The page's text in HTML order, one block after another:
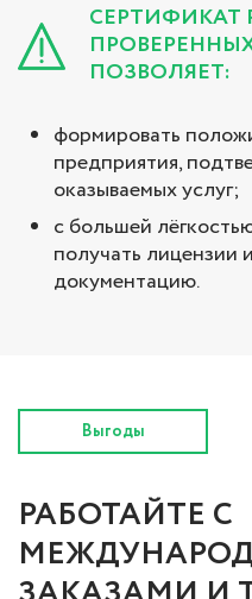
СЕРТИФИКАТ
ПОЗВОЛЯЕТ:
формировать
предприятия,
оказываемых услуг;
с большей
получать
документацию.
Выгоды
РАБОТАЙТЕ С